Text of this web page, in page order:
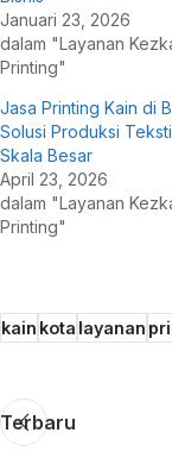
Januari 23, 2026
dalam "Layanan
Printing"
Jasa Printing Kain di
Solusi Produksi
Skala Besar
April 23, 2026
dalam "Layanan
Printing"
kainkotalayanan
Terbaru